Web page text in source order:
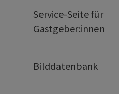
Service-Seite für
Gastgeber:innen
Bilddatenbank